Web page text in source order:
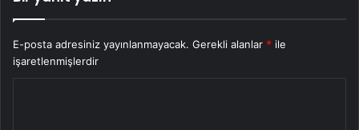
E-posta adresiniz yayınlanmayacak. Gerekli alanlar * ile
işaretlenmişlerdir